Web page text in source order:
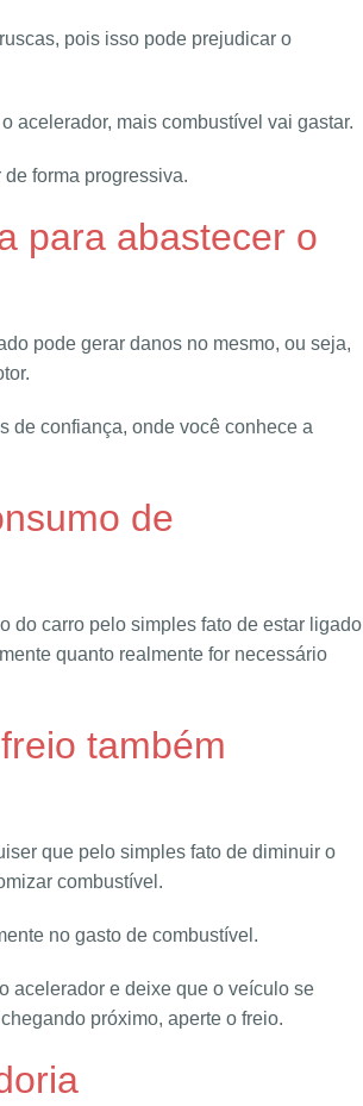
pois isso pode prejudicar o
acelerador, mais combustível vai gastar.
forma progressiva.
para abastecer o
pode gerar danos no mesmo, ou seja,
de confiança, onde você conhece a
de
do carro pelo simples fato de estar ligado
quanto realmente for necessário
também
que pelo simples fato de diminuir o
combustível.
no gasto de combustível.
acelerador e deixe que o veículo se
próximo, aperte o freio.